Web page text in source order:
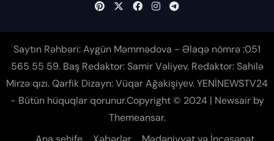
Saytın Rəhbəri: Aygün Məmmədova - Əlaqə nömrə :051
565 55 59. Baş Redaktor: Samir Vəliyev. Redaktor: Sahilə
Mirzə qızı. Qarfik Dizayn: Vüqar Ağakişiyev. YENİNEWSTV24
- Bütün hüquqlar qorunur.Copyright © 2024 | Newsairby
Themeansar.